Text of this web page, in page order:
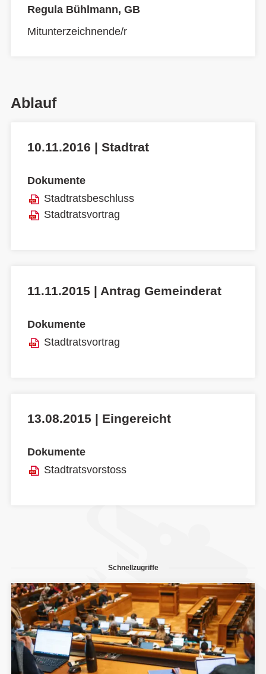
Regula Bühlmann, GB
Mitunterzeichnende/r
Ablauf
10.11.2016 | Stadtrat
Dokumente
Stadtratsbeschluss
Stadtratsvortrag
11.11.2015 | Antrag Gemeinderat
Dokumente
Stadtratsvortrag
13.08.2015 | Eingereicht
Dokumente
Stadtratsvorstoss
Schnellzugriffe